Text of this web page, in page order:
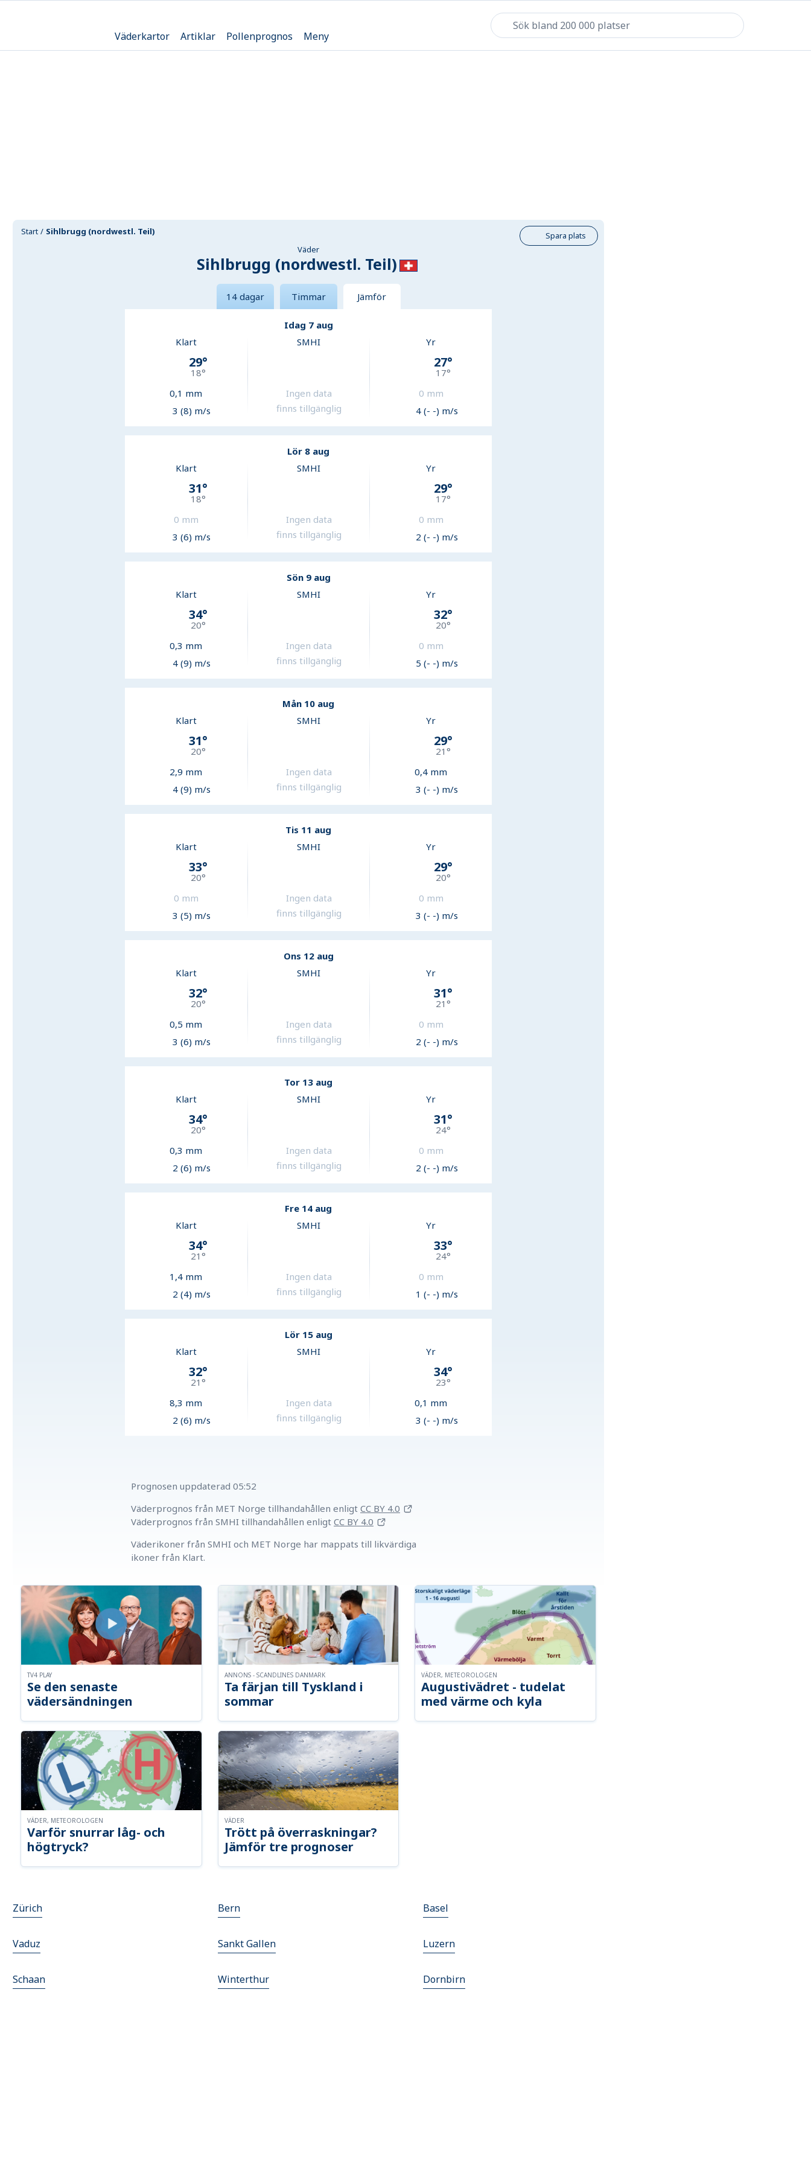
Väderkartor Artiklar Pollenprognos Meny
Start Sihlbrugg (nordwestl. Teil)
Spara plats
Väder
Sihlbrugg (nordwestl. Teil)
14 dagar Timmar Jämför
Idag 7 aug
Klart
29°
18°
0,1 mm
3 (8) m/s
SMHI
Ingen data
finns tillgänglig
Yr
27°
17°
0 mm
4 (- -) m/s
Lör 8 aug
Klart
31°
18°
0 mm
3 (6) m/s
SMHI
Ingen data
finns tillgänglig
Yr
29°
17°
0 mm
2 (- -) m/s
Sön 9 aug
Klart
34°
20°
0,3 mm
4 (9) m/s
SMHI
Ingen data
finns tillgänglig
Yr
32°
20°
0 mm
5 (- -) m/s
Mån 10 aug
Klart
31°
20°
2,9 mm
4 (9) m/s
SMHI
Ingen data
finns tillgänglig
Yr
29°
21 °
0,4 mm
3 (- -) m/s
Tis 11 aug
Klart
33°
20°
0 mm
3 (5) m/s
SMHI
Ingen data
finns tillgänglig
Yr
29°
20°
0 mm
3 (- -) m/s
Ons 12 aug
Klart
32°
20°
0,5 mm
3 (6) m/s
SMHI
Ingen data
finns tillgänglig
Yr
31°
21 °
0 mm
2 (- -) m/s
Tor 13 aug
Klart
34°
20°
0,3 mm
2 (6) m/s
SMHI
Ingen data
finns tillgänglig
Yr
31°
24°
0 mm
2 (- -) m/s
Fre 14 aug
Klart
34°
21 °
1,4 mm
2 (4) m/s
SMHI
Ingen data
finns tillgänglig
Yr
33°
24°
0 mm
1 (- -) m/s
Lör 15 aug
Klart
32°
21 °
8,3 mm
2 (6) m/s
SMHI
Ingen data
finns tillgänglig
Yr
34°
23°
0,1 mm
3 (- -) m/s
Prognosen uppdaterad 05:52
Väderprognos från MET Norge tillhandahållen enligt CC BY 4.0
Väderprognos från SMHI tillhandahållen enligt CC BY 4.0
Väderikoner från SMHI och MET Norge har mappats till likvärdiga
ikoner från Klart.
Se den senaste
vädersändningen
TV4 PLAY
Ta färjan till Tyskland i
sommar
ANNONS - SCANDLINES DANMARK
Augustivädret - tudelat
med värme och kyla
VÄDER, METEOROLOGEN
Varför snurrar låg- och
högtryck?
VÄDER, METEOROLOGEN
Trött på överraskningar?
Jämför tre prognoser
VÄDER
Zürich Bern Basel
Vaduz Sankt Gallen Luzern
Schaan Winterthur Dornbirn